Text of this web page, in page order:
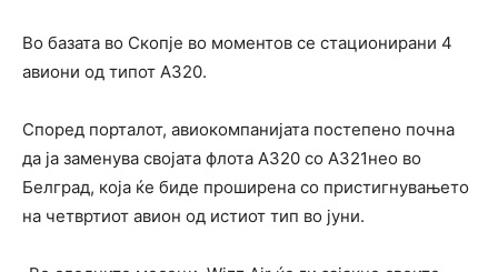
Во базата во Скопје во моментов се стационирани 4
авиони од типот А320.
Според порталот, авиокомпанијата постепено почна
да ја заменува својата флота А320 со А321нео во
Белград, која ќе биде проширена со пристигнувањето
на четвртиот авион од истиот тип во јуни.